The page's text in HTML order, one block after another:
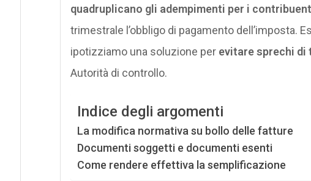
quadruplicano gli adempimenti per i
trimestrale l’obbligo di pagamento dell’imposta.
ipotizziamo una soluzione per evitare sprechi di
Autorità di controllo.
Indice degli argomenti
La modifica normativa su bollo delle fatture
Documenti soggetti e documenti esenti
Come rendere effettiva la semplificazione